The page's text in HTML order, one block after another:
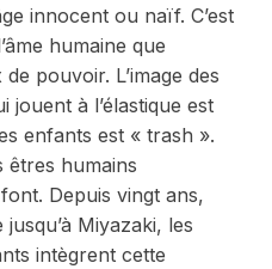
innocent ou naïf. C’est
humaine que
pouvoir. L’image des
jouent à l’élastique est
enfants est « trash ».
êtres humains
Depuis vingt ans,
Miyazaki, les
intègrent cette